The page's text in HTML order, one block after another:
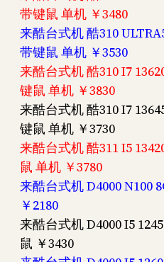
带键鼠 单机 ￥3480
来酷台式机 酷310
带键鼠 单机 ￥3530
来酷台式机 酷310 I7
键鼠 单机 ￥3830
来酷台式机 酷310 I7
键鼠 单机 ￥3730
来酷台式机 酷311 I5
鼠 单机 ￥3780
来酷台式机 D4000 N100
￥2180
来酷台式机 D4000 I5
鼠 ￥3430